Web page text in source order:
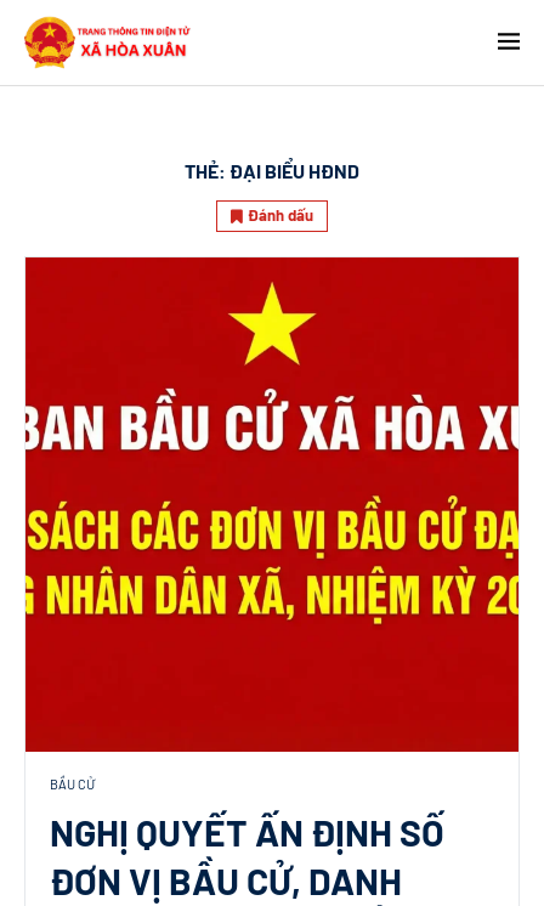
THẺ: ĐẠI BIỂU HĐND
Đánh dấu
BẦU CỬ
NGHỊ QUYẾT ẤN ĐỊNH SỐ
ĐƠN VỊ BẦU CỬ, DANH